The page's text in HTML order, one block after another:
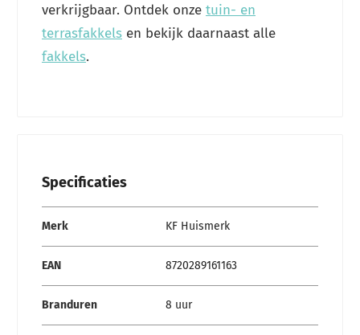
verkrijgbaar. Ontdek onze tuin- en
terrasfakkels en bekijk daarnaast alle
fakkels.
Specificaties
Merk
KF Huismerk
EAN 8720289161163
Branduren 8 uur